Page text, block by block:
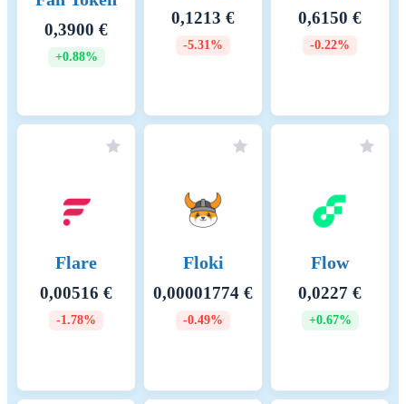
0,3900 €
+0.88%
0,1213 €
-5.31%
0,6150 €
-0.22%
Flare
0,00516 €
-1.78%
Floki
0,00001774 €
-0.49%
Flow
0,0227 €
+0.67%